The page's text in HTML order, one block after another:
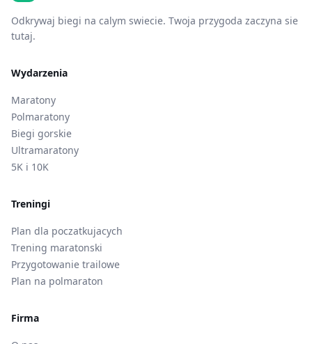
Odkrywaj biegi na calym swiecie. Twoja przygoda zaczyna sie
tutaj.
Wydarzenia
Maratony
Polmaratony
Biegi gorskie
Ultramaratony
5K i 10K
Treningi
Plan dla poczatkujacych
Trening maratonski
Przygotowanie trailowe
Plan na polmaraton
Firma